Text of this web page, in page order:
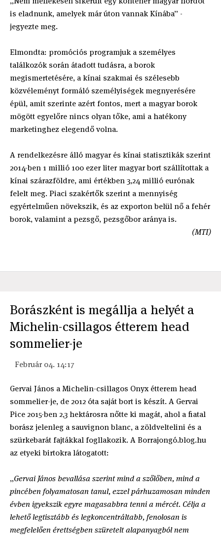
is eladnunk, amelyek már úton vannak Kínába” -
jegyezte meg.
Elmondta: promóciós programjuk a személyes
találkozók során átadott tudásra, a borok
megismertetésére, a kínai szakmai és szélesebb
közvéleményt formáló személyiségek megnyerésére
épül, amit szerinte azért fontos, mert a magyar borok
mögött egyelőre nincs olyan tőke, ami a hatékony
marketinghez elegendő volna.
A rendelkezésre álló magyar és kínai statisztikák szerint
2014-ben 1 millió 100 ezer liter magyar bort szállítottak a
kínai szárazföldre, ami értékben 3,24 millió eurónak
felelt meg. Piaci szakértők szerint a mennyiség
egyértelműen növekszik, és az exporton belül nő a fehér
borok, valamint a pezsgő, pezsgőbor aránya is.
(MTI)
Borászként is megállja a helyét a
Michelin-csillagos étterem head
sommelier-je
Február 04. 14:17
Gervai János a Michelin-csillagos Onyx étterem head
sommelier-je, de 2012 óta saját bort is készít. A Gervai
Pice 2015-ben 2,3 hektárosra nőtte ki magát, ahol a fiatal
borász jelenleg a sauvignon blanc, a zöldveltelini és a
szürkebarát fajtákkal fogllakozik. A Borrajongó.blog.hu
az etyeki birtokra látogatott:
„Gervai János bevallása szerint mind a szőlőben, mind a
pincében folyamatosan tanul, ezzel párhuzamosan minden
évben igyekszik egyre magasabbra tenni a mércét. Célja a
lehető legtisztább és legkoncentráltabb, fenolosan is
megfelelően érettségben szüretelt alapanyagból nem